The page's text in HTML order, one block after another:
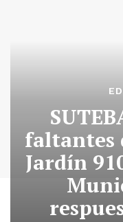
faltantes
Jardín